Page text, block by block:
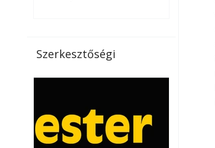
jelentőséget kapott, ahogy a
nyári hőhullámok gyakoribbá és
a megoldást a meleg ellen, ma
már egyre többen keresnek
olyan kültéri hűtési
Szerkesztőségi